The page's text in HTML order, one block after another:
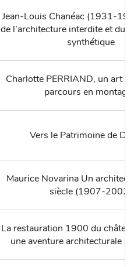
Jean-Louis Chanéac (1931-
de l’architecture interdite et du
synthétique
Charlotte PERRIAND, un art
parcours en
Vers le Patrimoine de
Maurice Novarina Un
siècle (1907-2002)
La restauration 1900 du
une aventure architecturale